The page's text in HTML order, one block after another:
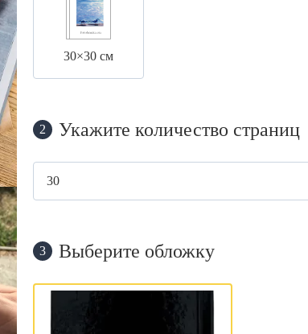
30×30 см
2 Укажите количество страниц
3 Выберите обложку